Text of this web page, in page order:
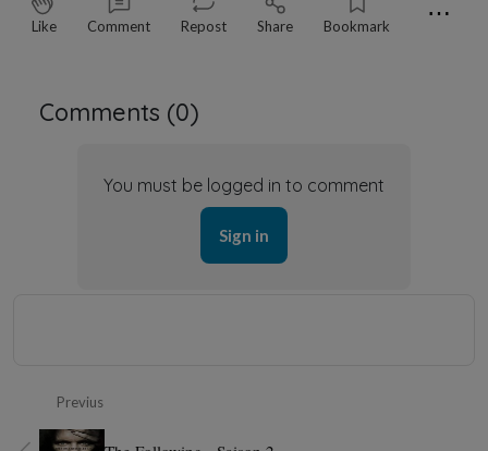
Like Comment Repost Share Bookmark ⋯
Comments (0)
You must be logged in to comment
Sign in
Previus